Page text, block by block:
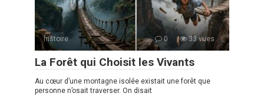
histoire 0 33 vues
La Forêt qui Choisit les Vivants
Au cœur d’une montagne isolée existait une forêt que
personne n’osait traverser. On disait